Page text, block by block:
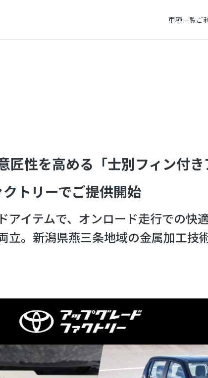
車種一覧ご
匠性を高める「士別フィン付
トリーでご提供開始
アイテムで、オンロード走行での快
立。新潟県燕三条地域の金属加工技